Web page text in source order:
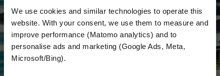
We use cookies and similar technologies to operate this
website. With your consent, we use them to measure and
improve performance (Matomo analytics) and to
personalise ads and marketing (Google Ads, Meta,
Microsoft/Bing).
Motorradfahren rund um den Globus zu tun
hat.
E-mail*
Vorname